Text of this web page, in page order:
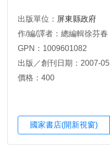
出版單位： 屏東縣政府
作/編/譯者：總編輯徐芬春
GPN：1009601082
出版／創刊日期：2007-05
價格：400
國家書店(開新視窗)